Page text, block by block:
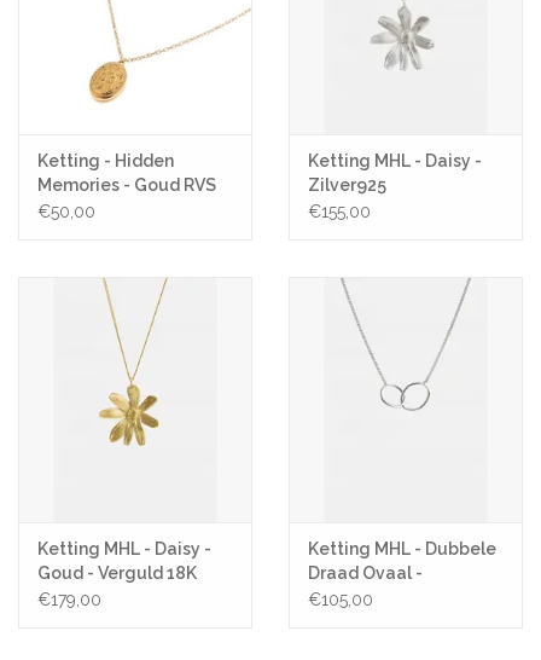
Ketting - Hidden
Memories - Goud RVS
€50,00
Ketting MHL - Daisy -
Zilver925
€155,00
Ketting MHL - Daisy -
Goud - Verguld 18K
€179,00
Ketting MHL - Dubbele
Draad Ovaal -
Zilver925
€105,00